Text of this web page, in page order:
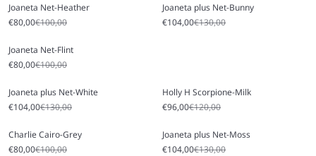
Joaneta Net-Heather
Prezzo scontato
€80,00Prezzo
€100,00
Joaneta plus Net-Bunny
Prezzo scontato
€104,00Prezzo
€130,00
Joaneta Net-Flint
Prezzo scontato
€80,00Prezzo
€100,00
Joaneta plus Net-White
Prezzo scontato
€104,00Prezzo
€130,00
Holly H Scorpione-Milk
Prezzo scontato
€96,00Prezzo
€120,00
Charlie Cairo-Grey
Prezzo scontato
€80,00Prezzo
€100,00
Joaneta plus Net-Moss
Prezzo scontato
€104,00Prezzo
€130,00